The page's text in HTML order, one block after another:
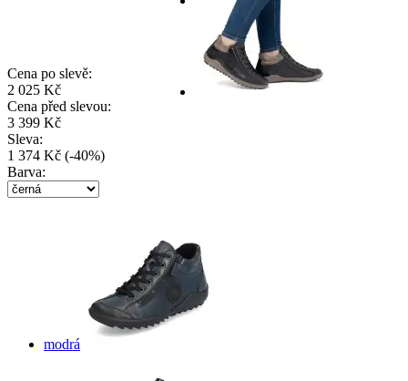
Cena po slevě:
2 025 Kč
Cena před slevou:
3 399 Kč
Sleva:
1 374 Kč (-40%)
Barva:
modrá